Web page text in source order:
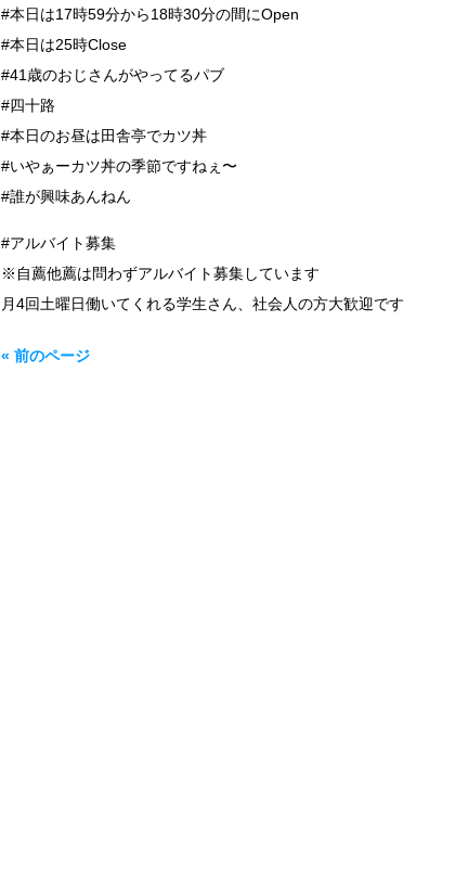
#本日は17時59分から18時30分の間にOpen
#本日は25時Close
#41歳のおじさんがやってるパブ
#四十路
#本日のお昼は田舎亭でカツ丼
#いやぁーカツ丼の季節ですねぇ〜
#誰が興味あんねん
#アルバイト募集
※自薦他薦は問わずアルバイト募集しています
月4回土曜日働いてくれる学生さん、社会人の方大歓迎です
« 前のページ